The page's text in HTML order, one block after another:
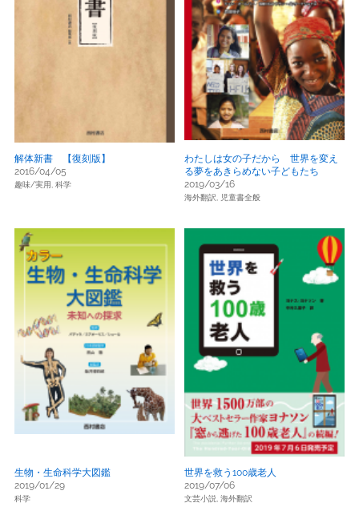
解体新書 【復刻版】
2016/04/05
趣味/実用, 科学
わたしは女の子だから 世界を変え
る夢をあきらめない子どもたち
2019/03/16
海外翻訳, 児童書全般
生物・生命科学大図鑑
2019/01/29
科学
世界を救う100歳老人
2019/07/06
文芸小説, 海外翻訳